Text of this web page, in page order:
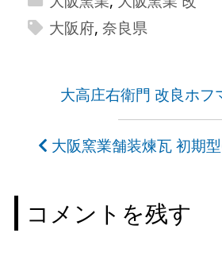
大阪府, 奈良県
ビ
ゲ
大高庄右衛門 改良ホフ
大阪窯業舗装煉瓦 初期
コメントを残す